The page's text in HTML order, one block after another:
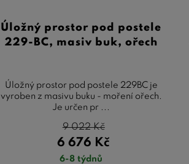
Úložný prostor pod postele
229-BC, masiv buk, ořech
Úložný prostor pod postele 229BC je
vyroben z masivu buku - moření ořech.
Je určen pr ...
6 676 Kč
9 022Kč
6-8 týdnů